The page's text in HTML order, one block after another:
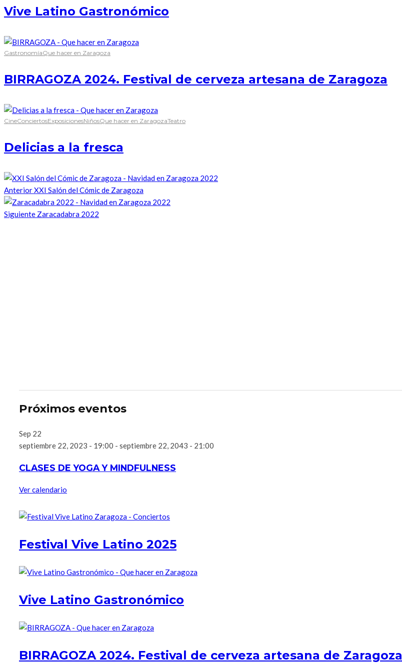
Vive Latino Gastronómico
GastronomíaQue hacer en Zaragoza
BIRRAGOZA 2024. Festival de cerveza artesana de Zaragoza
CineConciertosExposicionesNiñosQue hacer en ZaragozaTeatro
Delicias a la fresca
AnteriorXXI Salón del Cómic de Zaragoza
Siguiente Zaracadabra 2022
Próximos eventos
Sep 22
septiembre 22, 2023 - 19:00 - septiembre 22, 2043 - 21:00
CLASES DE YOGA Y MINDFULNESS
Ver calendario
Festival Vive Latino 2025
Vive Latino Gastronómico
BIRRAGOZA 2024. Festival de cerveza artesana de Zaragoza